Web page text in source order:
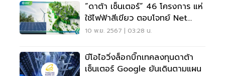
“ดาต้า เซ็นเตอร์” 46 โครงการ แห่
ใช้ไฟฟ้าสีเขียว ตอบโจทย์ Net
Zero
10 พ.ย. 2567 | 03:28 น.
บีโอไอวิ่งล็อกบิ๊กเทคลงทุนดาต้า
เซ็นเตอร์ Google ยันเดินตามแผน